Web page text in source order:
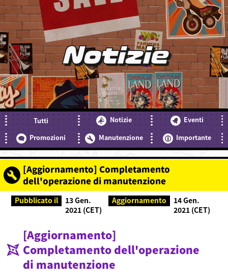
Cos'è Ninjala?
Cos'è Ninjala?
Modalità di gioco
Gomma Ninja
Arene
Notizie
Tutti Notizie
Eventi
Promozioni
Manutenzione Importante
[Aggiornamento] Completamento
dell'operazione di manutenzione
Pubblicato il
13 Gen.
2021 (CET)
Aggiornamento
14 Gen.
2021 (CET)
[Aggiornamento]
Completamento dell'operazione
di manutenzione